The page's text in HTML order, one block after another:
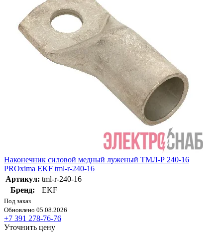
Наконечник силовой медный луженый ТМЛ-Р 240-16
PROxima EKF tml-r-240-16
Артикул: tml-r-240-16
Бренд:
EKF
Под заказ
Обновлено 05.08.2026
+7 391 278-76-76
Уточнить цену